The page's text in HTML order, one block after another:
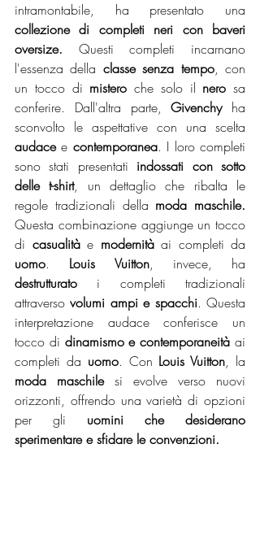
collezione di completi neri con baveri
oversize. Questi completi incarnano
l'essenza della classe senza tempo, con
un tocco di mistero che solo il nero sa
conferire. Dall'altra parte, Givenchy ha
audace e contemporanea. I loro completi
sono stati presentati indossati con sotto
delle t-shirt, un dettaglio che ribalta le
regole tradizionali della
Questa combinazione aggiunge un tocco
di casualità e modernità
uomo. Louis Vuitton
destrutturato i completi tradizionali
attraverso volumi ampi e spacchi. Questa
interpretazione audace conferisce un
tocco di dinamismo e contemporaneità ai
completi da uomo. Con Louis Vuitton
moda maschile si evolve verso nuovi
orizzonti, offrendo una varietà di opzioni
per gli uomini che desiderano
sperimentare e sfidare le convenzioni.